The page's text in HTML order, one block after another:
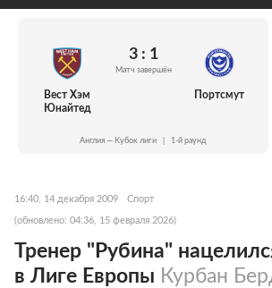
Вест Хэм
Юнайтед
3 : 1
Матч завершён
Портсмут
Англия — Кубок лиги 1-й раунд
16:40, 14 декабря 2009 Спорт
(обновлено: 04:36, 15 февраля 2026)
Тренер "Рубина"
в Лиге Европы Курбан